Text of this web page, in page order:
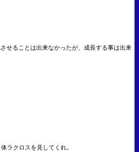
せることは出来なかったが、成長する事は出来
ラクロスを見してくれ。